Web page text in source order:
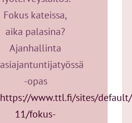
Fokus kateissa,
aika palasina?
Ajanhallinta
asiajantuntijatyössä
-opas
https://www.ttl.fi/sites/
11/fokus-